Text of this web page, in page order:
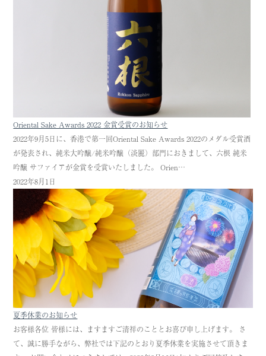
Oriental Sake Awards 2022 金賞受賞のお知らせ
2022年9月5日に、香港で第一回Oriental Sake Awards 2022のメダル受賞酒
が発表され、純米大吟醸/純米吟醸（淡麗）部門におきまして、六根 純米
吟醸 サファイアが金賞を受賞いたしました。 Orien…
2022年8月1日
夏季休業のお知らせ
お客様各位 皆様には、ますますご清祥のこととお喜び申し上げます。 さ
て、誠に勝手ながら、弊社では下記のとおり夏季休業を実施させて頂きま